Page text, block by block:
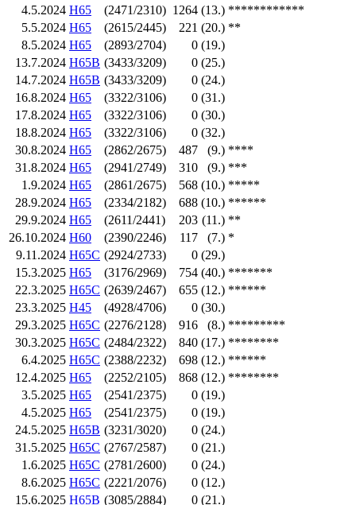
4.5.2024 H65 (2471/2310) 1264 (13.) ************
5.5.2024 H65 (2615/2445) 221 (20.) **
8.5.2024 H65 (2893/2704) 0 (19.)
13.7.2024 H65B (3433/3209) 0 (25.)
14.7.2024 H65B (3433/3209) 0 (24.)
16.8.2024 H65 (3322/3106) 0 (31.)
17.8.2024 H65 (3322/3106) 0 (30.)
18.8.2024 H65 (3322/3106) 0 (32.)
30.8.2024 H65 (2862/2675) 487 (9.) ****
31.8.2024 H65 (2941/2749) 310 (9.) ***
1.9.2024 H65 (2861/2675) 568 (10.) *****
28.9.2024 H65 (2334/2182) 688 (10.) ******
29.9.2024 H65 (2611/2441) 203 (11.) **
26.10.2024 H60 (2390/2246) 117 (7.) *
9.11.2024 H65C (2924/2733) 0 (29.)
15.3.2025 H65 (3176/2969) 754 (40.) *******
22.3.2025 H65C (2639/2467) 655 (12.) ******
23.3.2025 H45 (4928/4706) 0 (30.)
29.3.2025 H65C (2276/2128) 916 (8.) *********
30.3.2025 H65C (2484/2322) 840 (17.) ********
6.4.2025 H65C (2388/2232) 698 (12.) ******
12.4.2025 H65 (2252/2105) 868 (12.) ********
3.5.2025 H65 (2541/2375) 0 (19.)
4.5.2025 H65 (2541/2375) 0 (19.)
24.5.2025 H65B (3231/3020) 0 (24.)
31.5.2025 H65C (2767/2587) 0 (21.)
1.6.2025 H65C (2781/2600) 0 (24.)
8.6.2025 H65C (2221/2076) 0 (12.)
15.6.2025 H65B (3085/2884) 0 (21.)